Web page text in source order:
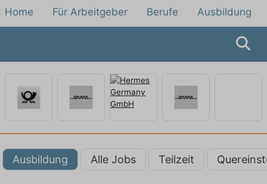
Home Für Arbeitgeber Berufe Ausbildung
Ausbildung Alle Jobs Teilzeit